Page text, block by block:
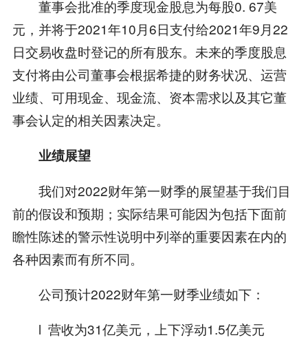
董事会批准的季度现金股息为每股0. 67美
元，并将于2021年10月6日支付给2021年9月22
日交易收盘时登记的所有股东。未来的季度股息
支付将由公司董事会根据希捷的财务状况、运营
业绩、可用现金、现金流、资本需求以及其它董
事会认定的相关因素决定。
业绩展望
我们对2022财年第一财季的展望基于我们目
前的假设和预期；实际结果可能因为包括下面前
瞻性陈述的警示性说明中列举的重要因素在内的
各种因素而有所不同。
公司预计2022财年第一财季业绩如下：
l 营收为31亿美元，上下浮动1.5亿美元